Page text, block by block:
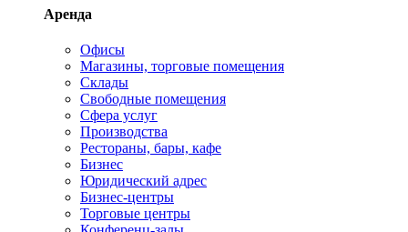
Аренда
Офисы
Магазины, торговые помещения
Склады
Свободные помещения
Сфера услуг
Производства
Рестораны, бары, кафе
Бизнес
Юридический адрес
Бизнес-центры
Торговые центры